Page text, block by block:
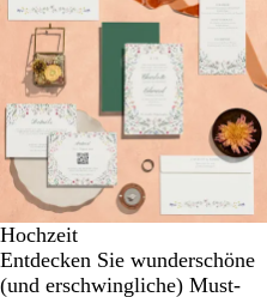
Hochzeit
Entdecken Sie wunderschöne
(und erschwingliche) Must-